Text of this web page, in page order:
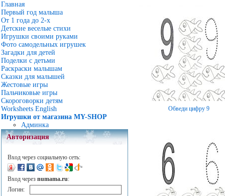
Главная
Первый год малыша
От 1 года до 2-х
Детские веселые стихи
Игрушки своими руками
Фото самодельных игрушек
Загадки для детей
Поделки с детьми
Раскраски малышам
Сказки для малышей
Жестовые игры
Пальчиковые игры
Скороговорки детям
Worksheets English
Игрушки от магазина MY-SHOP
Админка
Авторизация
Вход через социальную сеть:
Вход через numama.ru:
Логин:
Обведи цифру 9